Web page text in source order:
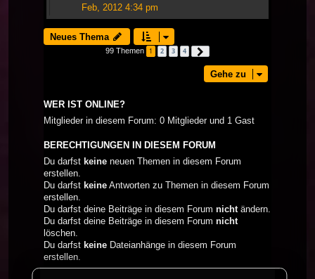
Feb, 2012 4:34 pm
Neues Thema
99 Themen 1 2 3 4
Gehe zu
WER IST ONLINE?
Mitglieder in diesem Forum: 0 Mitglieder und 1 Gast
BERECHTIGUNGEN IN DIESEM FORUM
Du darfst keine neuen Themen in diesem Forum
erstellen.
Du darfst keine Antworten zu Themen in diesem Forum
erstellen.
Du darfst deine Beiträge in diesem Forum nichtändern.
Du darfst deine Beiträge in diesem Forum nicht
löschen.
Du darfst keine Dateianhänge in diesem Forum
erstellen.